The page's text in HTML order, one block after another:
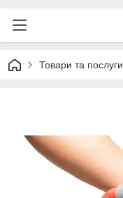
Товари та послуги